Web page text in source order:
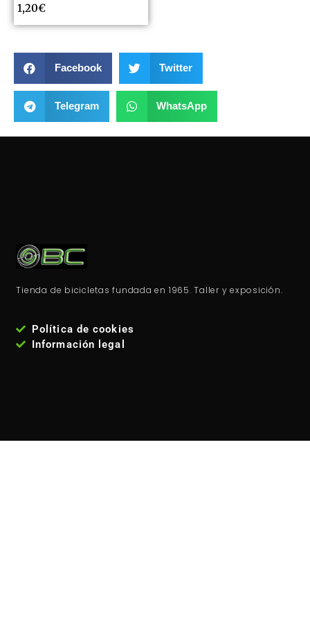
1,20€
Facebook Twitter
Telegram WhatsApp
Tienda de bicicletas fundada en 1965. Taller y exposición.
Política de cookies
Información legal